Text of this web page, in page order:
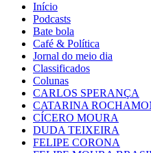
Início
Podcasts
Bate bola
Café & Política
Jornal do meio dia
Classificados
Colunas
CARLOS SPERANÇA
CATARINA
CÍCERO MOURA
DUDA TEIXEIRA
FELIPE CORONA